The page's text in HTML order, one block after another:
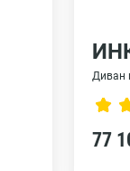
Диван
77